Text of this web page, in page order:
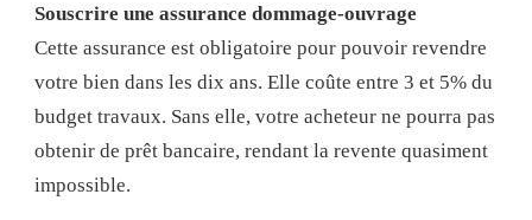
Souscrire une assurance dommage-ouvrage
Cette assurance est obligatoire pour pouvoir revendre
votre bien dans les dix ans. Elle coûte entre 3 et 5% du
budget travaux. Sans elle, votre acheteur ne pourra pas
obtenir de prêt bancaire, rendant la revente quasiment
impossible.